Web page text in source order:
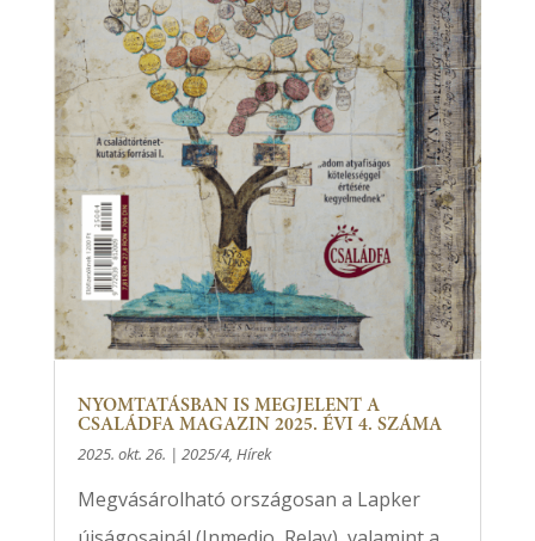
NYOMTATÁSBAN IS MEGJELENT A
CSALÁDFA MAGAZIN 2025. ÉVI 4. SZÁMA
2025. okt. 26. | 2025/4, Hírek
Megvásárolható országosan a Lapker